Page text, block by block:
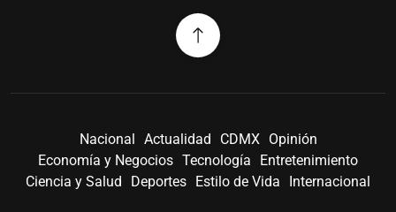
Nacional Actualidad CDMX
Opinión
Economía y Negocios Tecnología
Entretenimiento
Ciencia y Salud
Deportes Estilo de Vida Internacional